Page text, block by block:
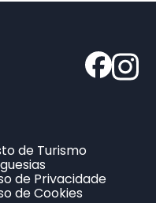
de Turismo
de Privacidade
de Cookies